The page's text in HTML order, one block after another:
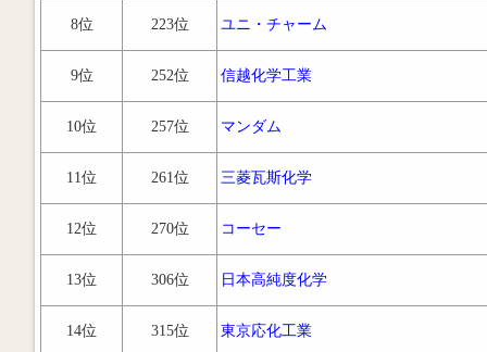
8位 223位 ユニ・チャーム
9位 252位 信越化学工業
10位 257位 マンダム
11位 261位 三菱瓦斯化学
12位 270位 コーセー
13位 306位 日本高純度化学
14位 315位 東京応化工業